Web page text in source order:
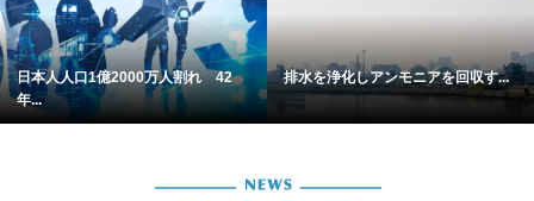
日本人人口1億2000万人割れ 42
年...
排水を浄化しアンモニアを回収す...